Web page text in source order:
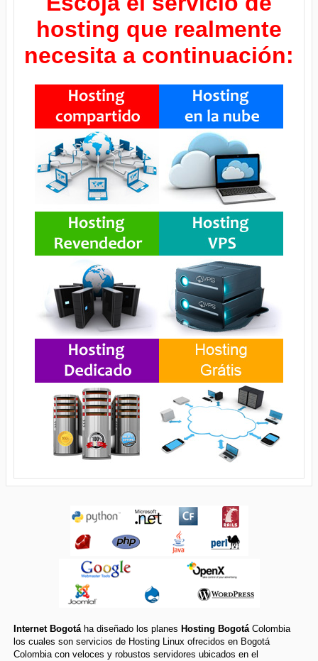
hosting que realmente
necesita a continuación:
Internet Bogotáha diseñado los planes Hosting BogotáColombia
los cuales son servicios de Hosting Linux ofrecidos en Bogotá
Colombia con veloces y robustos servidores ubicados en el